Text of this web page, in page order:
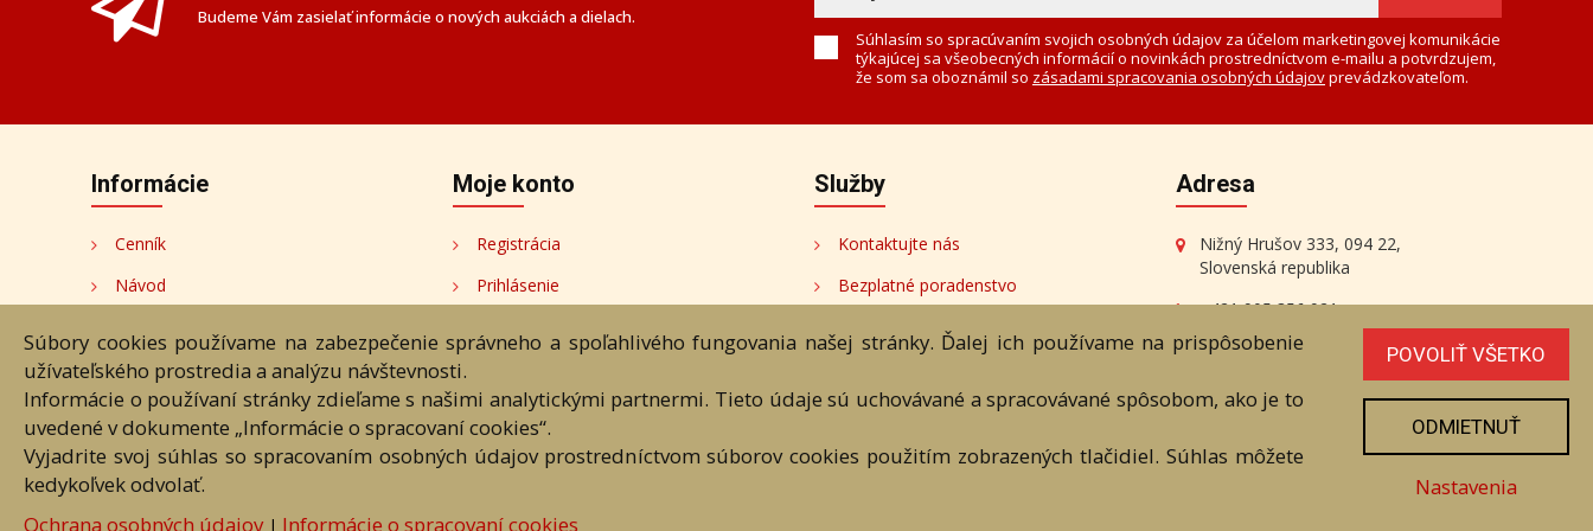
Budeme Vám zasielať informácie o nových aukciách a dielach.
Súhlasím so spracúvaním svojich osobných údajov za účelom marketingovej komunikácie
týkajúcej sa všeobecných informácií o novinkách prostredníctvom e-mailu a potvrdzujem,
že som sa oboznámil so zásadami spracovania osobných údajovprevádzkovateľom.
Informácie
Cenník
Návod
Cookies
Nastavenia cookies
Moje konto
Registrácia
Prihlásenie
Služby
Kontaktujte nás
Bezplatné poradenstvo
Adresa
Nižný Hrušov 333, 094 22,
Slovenská republika
+421 905 356 921
+421 905 959 101
Súbory cookies používame na zabezpečenie správneho a spoľahlivého fungovania našej stránky. Ďalej ich používame na prispôsobenie
užívateľského prostredia a analýzu návštevnosti.
Informácie o používaní stránky zdieľame s našimi analytickými partnermi. Tieto údaje sú uchovávané a spracovávané spôsobom, ako je to
uvedené v dokumente „Informácie o spracovaní cookies“.
Vyjadrite svoj súhlas so spracovaním osobných údajov prostredníctvom súborov cookies použitím zobrazených tlačidiel. Súhlas môžete
kedykoľvek odvolať.
Ochrana osobných údajov| Informácie o spracovaní cookies
POVOLIŤ VŠETKO
ODMIETNUŤ
Nastavenia